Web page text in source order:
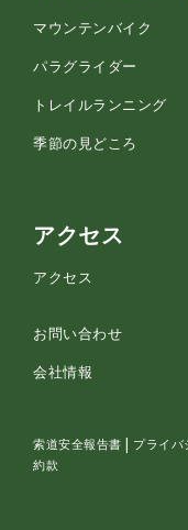
マウンテンバイク
パラグライダー
トレイルランニング
季節の見どころ
アクセス
アクセス
お問い合わせ
会社情報
索道安全報告書 | プライバ
約款